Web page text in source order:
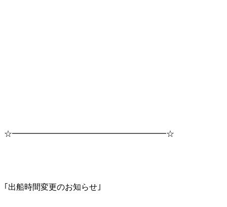
☆━━━━━━━━━━━━━━━━━━━☆
｢出船時間変更のお知らせ｣